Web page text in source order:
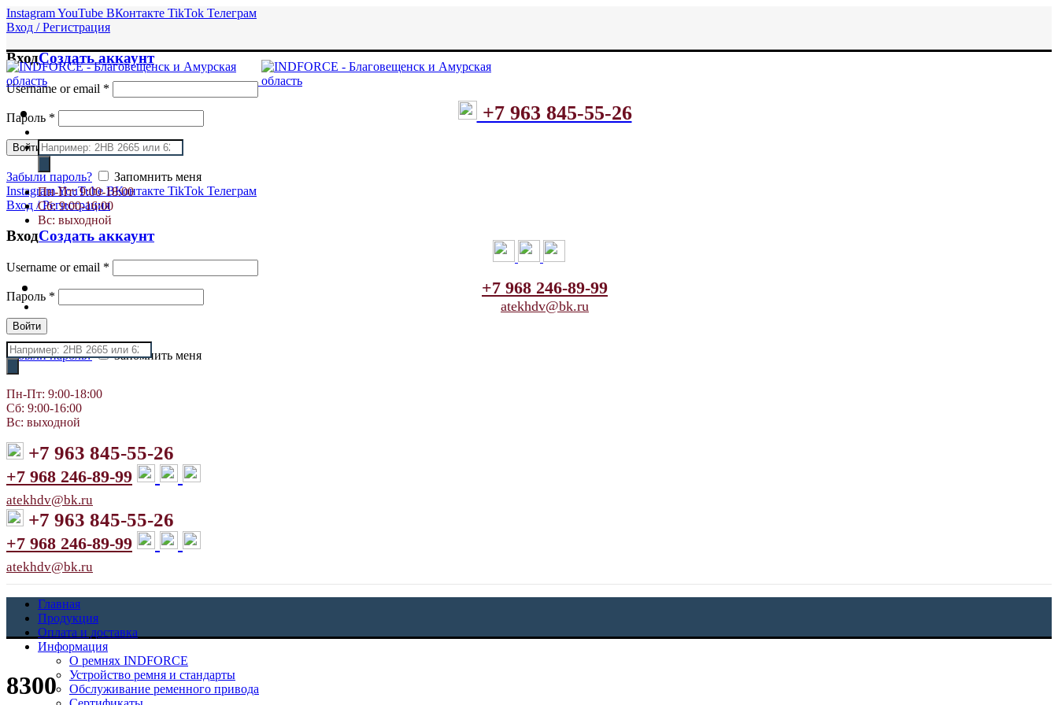
InstagramYouTube ВКонтакте TikTok Телеграм
Вход / Регистрация
ВходСоздать аккаунт
Username or email *
Пароль *
Войти
Забыли пароль?
Запомнить меня
InstagramYouTube ВКонтакте TikTok Телеграм
Вход / Регистрация
ВходСоздать аккаунт
Username or email *
Пароль *
Войти
Забыли пароль? Запомнить меня
+7 963 845-55-26
Поиск
товаров
Пн-Пт: 9:00-18:00
Сб: 9:00-16:00
Вс: выходной
+7 968 246-89-99
atekhdv@bk.ru
Поиск
товаров
Пн-Пт: 9:00-18:00
Сб: 9:00-16:00
Вс: выходной
+7 963 845-55-26
+7 968 246-89-99
atekhdv@bk.ru
+7 963 845-55-26
+7 968 246-89-99
atekhdv@bk.ru
Главная
Продукция
Оплата и доставка
Информация
О ремнях INDFORCE
Устройство ремня и стандарты
Обслуживание ременного привода
8300